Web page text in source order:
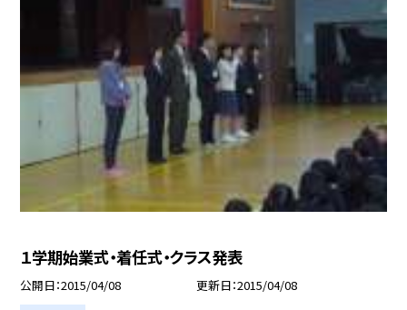
１学期始業式・着任式・クラス発表
公開日 2015/04/08 更新日 2015/04/08